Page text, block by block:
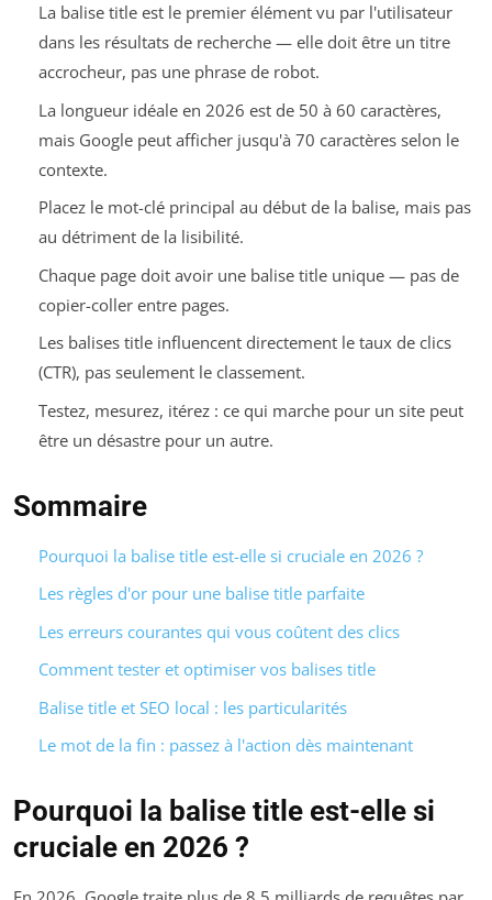
La balise title est le premier élément vu par l'utilisateur
dans les résultats de recherche — elle doit être un titre
accrocheur, pas une phrase de robot.
La longueur idéale en 2026 est de 50 à 60 caractères,
mais Google peut afficher jusqu'à 70 caractères selon le
contexte.
Placez le mot-clé principal au début de la balise, mais pas
au détriment de la lisibilité.
Chaque page doit avoir une balise title unique — pas de
copier-coller entre pages.
Les balises title influencent directement le taux de clics
(CTR), pas seulement le classement.
Testez, mesurez, itérez : ce qui marche pour un site peut
être un désastre pour un autre.
Sommaire
Pourquoi la balise title est-elle si cruciale en 2026 ?
Les règles d'or pour une balise title parfaite
Les erreurs courantes qui vous coûtent des clics
Comment tester et optimiser vos balises title
Balise title et SEO local : les particularités
Le mot de la fin : passez à l'action dès maintenant
Pourquoi la balise title est-elle si
cruciale en 2026 ?